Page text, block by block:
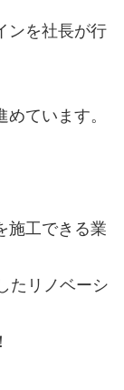
ンを社長が行
ています。
施工できる業
たリノベーシ